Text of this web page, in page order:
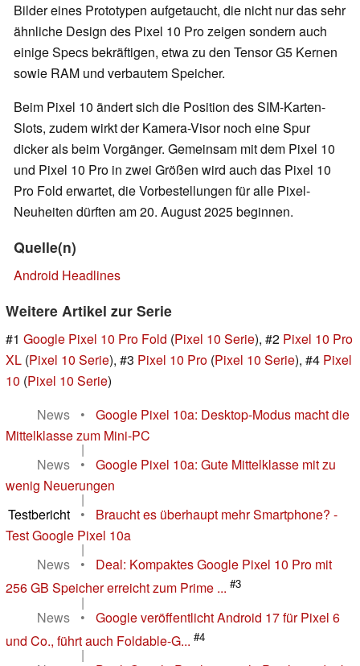
Bilder eines Prototypen aufgetaucht, die nicht nur das sehr
ähnliche Design des Pixel 10 Pro zeigen sondern auch
einige Specs bekräftigen, etwa zu den Tensor G5 Kernen
sowie RAM und verbautem Speicher.
Beim Pixel 10 ändert sich die Position des SIM-Karten-
Slots, zudem wirkt der Kamera-Visor noch eine Spur
dicker als beim Vorgänger. Gemeinsam mit dem Pixel 10
und Pixel 10 Pro in zwei Größen wird auch das Pixel 10
Pro Fold erwartet, die Vorbestellungen für alle Pixel-
Neuheiten dürften am 20. August 2025 beginnen.
Quelle(n)
Android Headlines
Weitere Artikel zur Serie
#1 Google Pixel 10 Pro Fold (Pixel 10 Serie), #2 Pixel 10 Pro
XL (Pixel 10 Serie), #3 Pixel 10 Pro (Pixel 10 Serie), #4 Pixel
10 (Pixel 10 Serie)
News
•
Google Pixel 10a: Desktop-Modus macht die
Mittelklasse zum Mini-PC
|
News
•
Google Pixel 10a: Gute Mittelklasse mit zu
wenig Neuerungen
|
Testbericht
•
Braucht es überhaupt mehr Smartphone? -
Test Google Pixel 10a
|
News
•
Deal: Kompaktes Google Pixel 10 Pro mit
256 GB Speicher erreicht zum Prime ... #3
|
News
•
Google veröffentlicht Android 17 für Pixel 6
und Co., führt auch Foldable-G... #4
|